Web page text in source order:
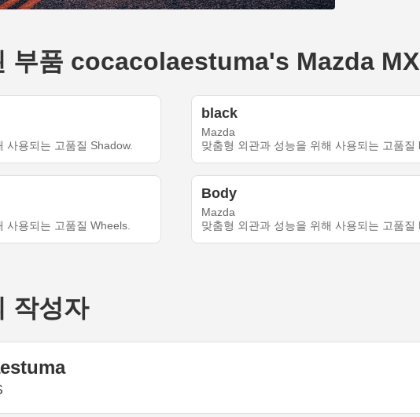
부품 cocacolaestuma's Mazda
사용되는 고품질 Shadow.
black
Mazda
맞춤형 외관과 성능을 위해 사용되는 고품질
사용되는 고품질 Wheels.
Body
Mazda
맞춤형 외관과 성능을 위해 사용되는 고품질
작성자